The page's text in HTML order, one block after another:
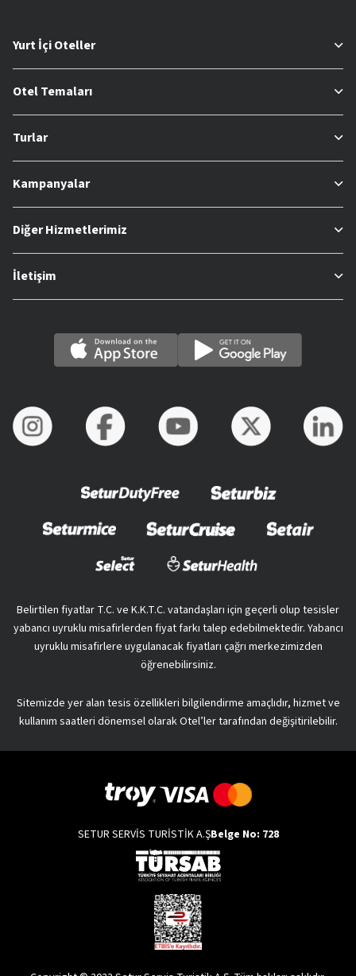
Yurt İçi Oteller
Otel Temaları
Turlar
Kampanyalar
Diğer Hizmetlerimiz
İletişim
Belirtilen fiyatlar T.C. ve K.K.T.C. vatandaşları için geçerli olup tesisler
yabancı uyruklu misafirlerden fiyat farkı talep edebilmektedir. Yabancı
uyruklu misafirlere uygulanacak fiyatları çağrı merkezimizden
öğrenebilirsiniz.
Sitemizde yer alan tesis özellikleri bilgilendirme amaçlıdır, hizmet ve
kullanım saatleri dönemsel olarak Otel’ler tarafından değişitirilebilir.
SETUR SERVİS TURİSTİK A.ŞBelge No: 728